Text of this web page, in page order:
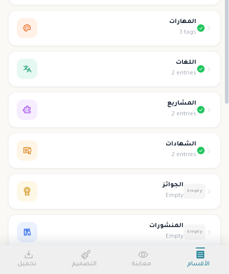
المهارات
3 tags
اللغات
2 entries
المشاريع
2 entries
الشهادات
2 entries
الجوائز
Empty
Empty
المنشورات
Empty
Empty
الأقسام معاينة التصميم تحميل